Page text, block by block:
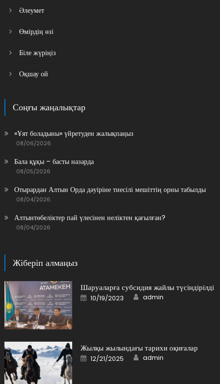
Әлеумет
Өмірдің өзі
Біле жүріңіз
Оқшау ой
Соңғы жаңалықтар
«Ұят боладыны» үйретуден жалықпаңыз
08/06/2026
Бала құқы – басты назарда
08/05/2026
Отырардан Алтын Орда дәуіріне тиесілі мешіттің орны табылды
08/04/2026
Алтынтөбеліктер пай үлесінен неліктен қағылған?
08/04/2026
Жіберіп алмаңыз
Шаруаларға субсидия жайлы түсіндірілді
Posted
on
10/19/2023 Author
admin
Жылқы жылындағы тарихи оқиғалар
Posted
on
12/21/2025 Author
admin